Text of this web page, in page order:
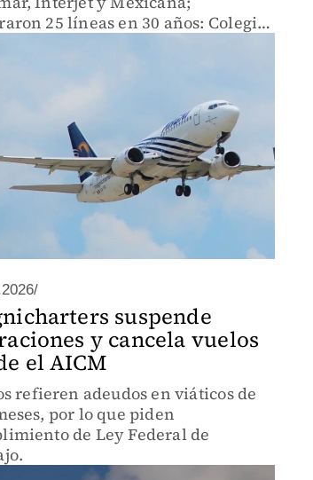
25 líneas en 30 años: Colegio
suspende
y cancela vuelos
el AICM
refieren adeudos en viáticos de
por lo que piden
de Ley Federal de